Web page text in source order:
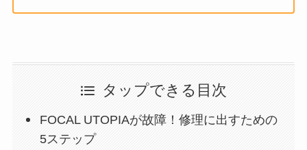
タップできる目次
FOCAL UTOPIAが故障！修理に出すための
5ステップ